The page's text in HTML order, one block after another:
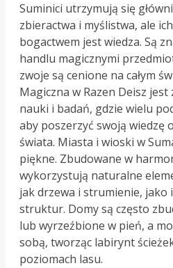
Suminici utrzymują się
zbieractwa i myślistwa, ale
bogactwem jest wiedza. Są
handlu magicznymi
zwoje są cenione na całym
Magiczna w Razen Deisz
nauki i badań, gdzie wielu
aby poszerzyć swoją wiedzę
świata. Miasta i wioski w
piękne. Zbudowane w
wykorzystują naturalne
jak drzewa i strumienie, jako
struktur. Domy są często
lub wyrzeźbione w pień, a
sobą, tworząc labirynt
poziomach lasu.